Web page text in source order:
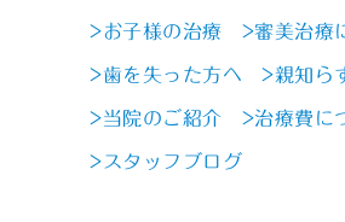
>お子様の治療 >審美治療
>歯を失った方へ >親知ら
>当院のご紹介 >治療費に
>スタッフブログ